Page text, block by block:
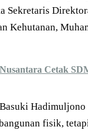
Kehutanan,
Cetak
Hadimuljono
fisik,